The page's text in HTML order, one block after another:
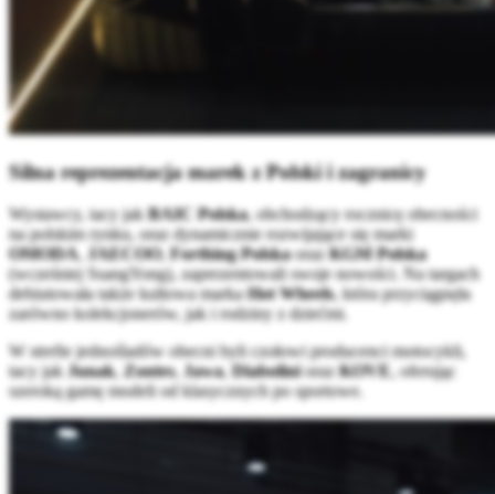
Silna reprezentacja marek z Polski i zagranicy
Wystawcy, tacy jak BAIC Polska, obchodzący rocznicę obecności
na polskim rynku, oraz dynamicznie rozwijające się marki
OMODA, JAECOO, Forthing Polskaoraz KGM Polska
(wcześniej SsangYong), zaprezentowali swoje nowości. Na targach
debiutowała także kultowa markaHot Wheels, która przyciągnęła
zarówno kolekcjonerów, jak i rodziny z dziećmi.
W strefie jednośladów obecni byli czołowi producenci motocykli,
tacy jak Junak, Zontes, Jawa, Diabolinioraz KOVE
, oferując
szeroką gamę modeli od klasycznych po sportowe.